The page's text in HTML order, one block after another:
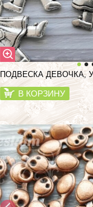
ПОДВЕСКА ДЕВОЧКА,
В КОРЗИНУ